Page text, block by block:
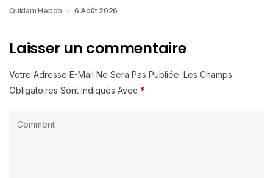
Quidam Hebdo 6 Août 2026
Laisser un commentaire
Votre Adresse E-Mail Ne Sera Pas Publiée. Les Champs
Obligatoires Sont Indiqués Avec *